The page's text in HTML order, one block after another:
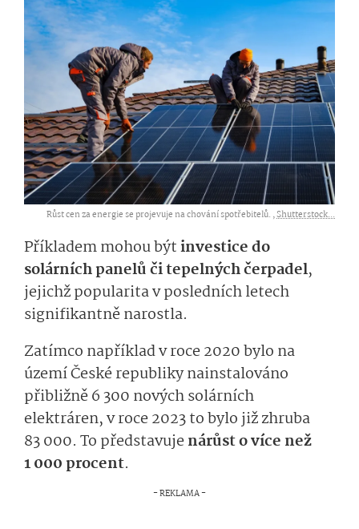
Růst cen za energie se projevuje na chování spotřebitelů. ,Shutterstock...
Příkladem mohou býtinvestice do
solárních panelů či tepelných čerpadel,
jejichž popularita v posledních letech
signifikantně narostla.
Zatímco například v roce 2020 bylo na
území České republiky nainstalováno
přibližně 6 300 nových solárních
elektráren, v roce 2023 to bylo již zhruba
83 000. To představujenárůst o více než
1 000 procent.